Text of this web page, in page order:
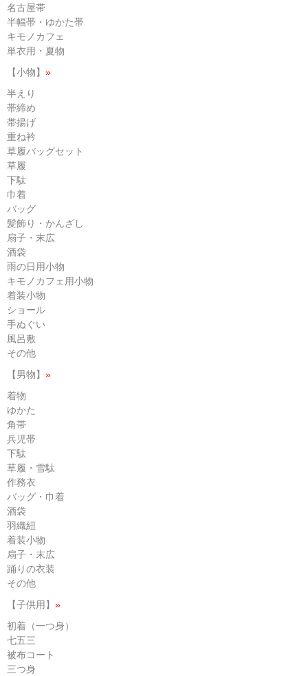
名古屋帯
半幅帯・ゆかた帯
キモノカフェ
単衣用・夏物
【小物】 »
半えり
帯締め
帯揚げ
重ね衿
草履バッグセット
草履
下駄
巾着
バッグ
髪飾り・かんざし
扇子・末広
酒袋
雨の日用小物
キモノカフェ用小物
着装小物
ショール
手ぬぐい
風呂敷
その他
【男物】 »
着物
ゆかた
角帯
兵児帯
下駄
草履・雪駄
作務衣
バッグ・巾着
酒袋
羽織紐
着装小物
扇子・末広
踊りの衣装
その他
【子供用】 »
初着（一つ身）
七五三
被布コート
三つ身